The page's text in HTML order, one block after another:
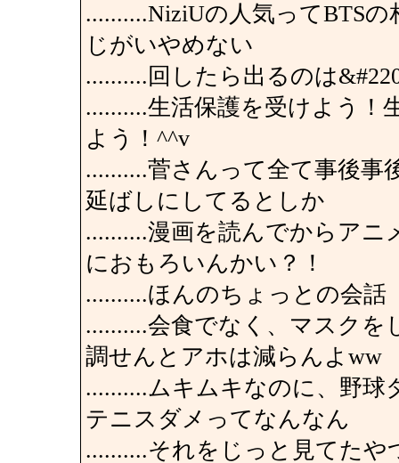
..........NiziUの人気ってBTS
じがいやめない
..........回したら出るのは
..........生活保護を受けよう！
よう！^^v
..........菅さんって全て事後事
延ばしにしてるとしか
..........漫画を読んでからア
におもろいんかい？！
..........ほんのちょっとの会話
..........会食でなく、マスクを
調せんとアホは減らんよww
..........ムキムキなのに、野
テニスダメってなんなん
..........それをじっと見てたや